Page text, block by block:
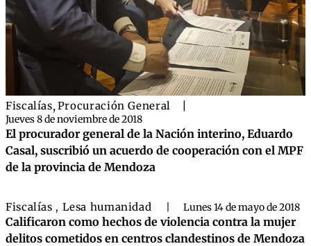
Fiscalías, Procuración General
Jueves 8 de noviembre de 2018
El procurador general de la Nación interino, Eduardo
Casal, suscribió un acuerdo de cooperación con el MPF
de la provincia de Mendoza
Fiscalías , Lesa humanidad Lunes 14 de mayo de 2018
Calificaron como hechos de violencia contra la mujer
delitos cometidos en centros clandestinos de Mendoza